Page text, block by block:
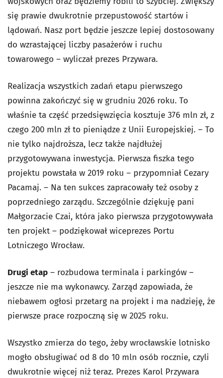
się prawie dwukrotnie przepustowość startów i
lądowań. Nasz port będzie jeszcze lepiej dostosowany
do wzrastającej liczby pasażerów i ruchu
towarowego – wyliczał prezes Przywara.
Realizacja wszystkich zadań etapu pierwszego
powinna zakończyć się w grudniu 2026 roku. To
właśnie ta część przedsięwzięcia kosztuje 376 mln zł, z
czego 200 mln zł to pieniądze z Unii Europejskiej. – To
nie tylko najdroższa, lecz także najdłużej
przygotowywana inwestycja. Pierwsza fiszka tego
projektu powstała w 2019 roku – przypomniał Cezary
Pacamaj. – Na ten sukces zapracowały też osoby z
poprzedniego zarządu. Szczególnie dziękuję pani
Małgorzacie Czai, która jako pierwsza przygotowywała
ten projekt – podziękował wiceprezes Portu
Lotniczego Wrocław.
Drugi etap – rozbudowa terminala i parkingów –
jeszcze nie ma wykonawcy. Zarząd zapowiada, że
niebawem ogłosi przetarg na projekt i ma nadzieję, że
pierwsze prace rozpoczną się w 2025 roku.
Wszystko zmierza do tego, żeby wrocławskie lotnisko
mogło obsługiwać od 8 do 10 mln osób rocznie, czyli
dwukrotnie więcej niż teraz. Prezes Karol Przywara